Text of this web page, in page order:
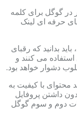
در گوگل برای کلمه
حرفه ای لینک
بدانید که رقبای
می کنند و
دشوار خواهد بود.
محتوای با کیفیت به
داشتن پروفایل
دوم و سوم گوگل